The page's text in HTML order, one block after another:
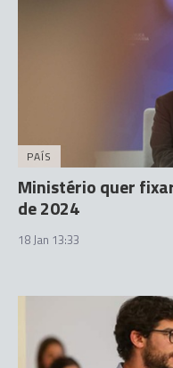
PAÍS
Ministério quer
de 2024
18 Jan 13:33